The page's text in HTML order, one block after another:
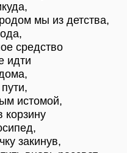
мы из детства,
средство
идти
истомой,
закинув,